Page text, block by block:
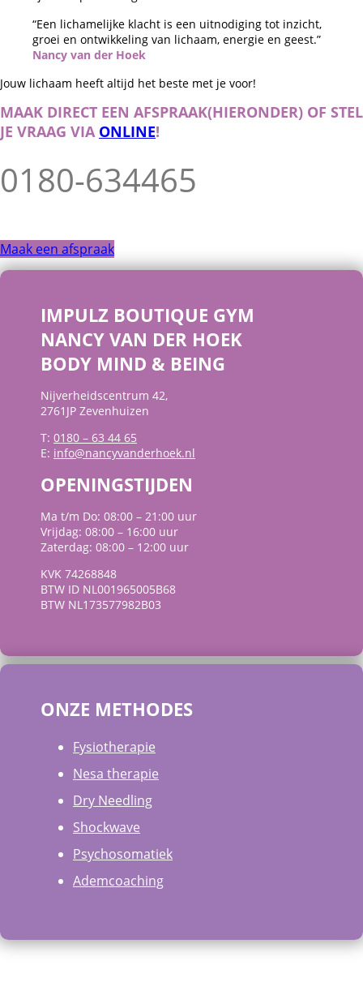
“Een lichamelijke klacht is een uitnodiging tot inzicht,
groei en ontwikkeling van lichaam, energie en geest.”
Nancy van der Hoek
Jouw lichaam heeft altijd het beste met je voor!
MAAK DIRECT EEN AFSPRAAK(HIERONDER) OF STEL
JE VRAAG VIA ONLINE!
0180-634465
Maak een afspraak
IMPULZ BOUTIQUE GYM
NANCY VAN DER HOEK
BODY MIND & BEING
Nijverheidscentrum 42,
2761JP Zevenhuizen
T: 0180 – 63 44 65
E: info@nancyvanderhoek.nl
OPENINGSTIJDEN
Ma t/m Do: 08:00 – 21:00 uur
Vrijdag: 08:00 – 16:00 uur
Zaterdag: 08:00 – 12:00 uur
KVK 74268848
BTW ID NL001965005B68
BTW NL173577982B03
ONZE METHODES
Fysiotherapie
Nesa therapie
Dry Needling
Shockwave
Psychosomatiek
Ademcoaching